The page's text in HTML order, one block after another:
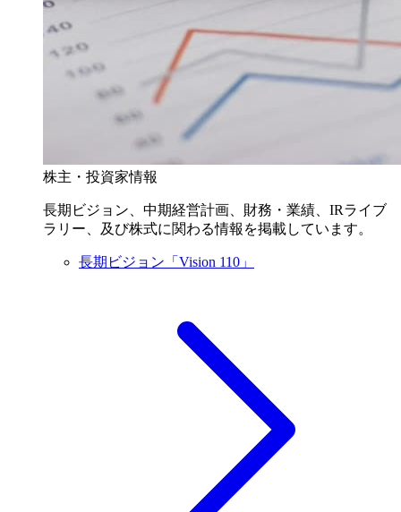
株主・投資家情報
長期ビジョン、中期経営計画、財務・業績、IRライブ
ラリー、及び株式に関わる情報を掲載しています。
長期ビジョン「Vision 110」